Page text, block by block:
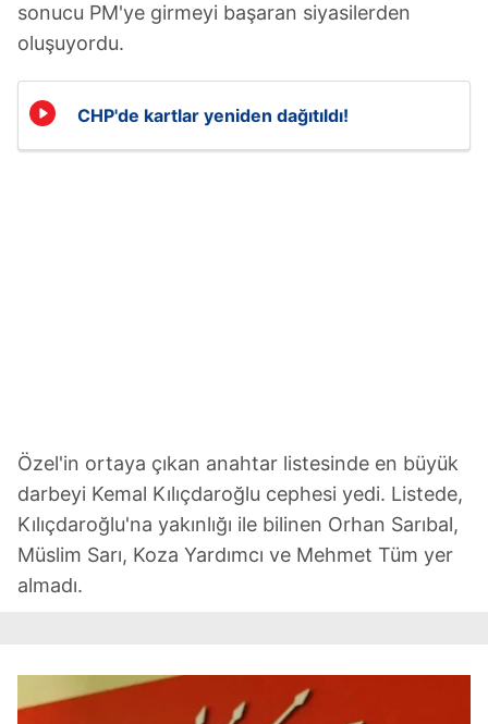
sonucu PM'ye girmeyi başaran siyasilerden
oluşuyordu.
CHP'de kartlar yeniden dağıtıldı!
Özel'in ortaya çıkan anahtar listesinde en büyük
darbeyi Kemal Kılıçdaroğlu cephesi yedi. Listede,
Kılıçdaroğlu'na yakınlığı ile bilinen Orhan Sarıbal,
Müslim Sarı, Koza Yardımcı ve Mehmet Tüm yer
almadı.